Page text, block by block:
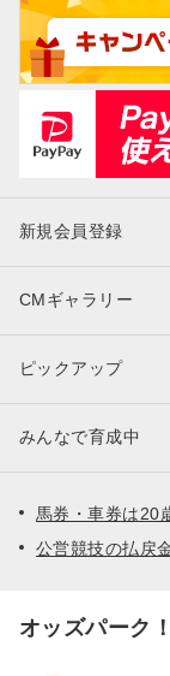
新規会員登録
CMギャラリー
ピックアップ
みんなで育成中
馬券・車券は20
公営競技の払戻
オッズパーク